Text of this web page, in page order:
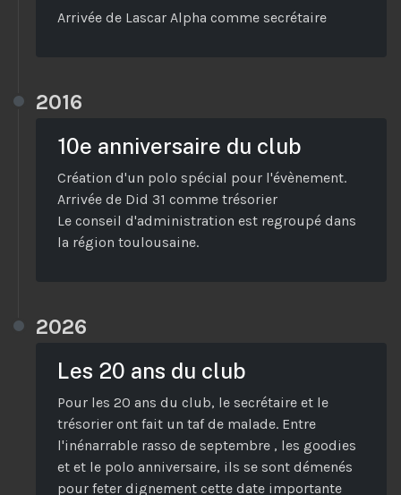
Arrivée de Lascar Alpha comme secrétaire
2016
10e anniversaire du club
Création d'un polo spécial pour l'évènement.
Arrivée de Did 31 comme trésorier
Le conseil d'administration est regroupé dans
la région toulousaine.
2026
Les 20 ans du club
Pour les 20 ans du club, le secrétaire et le
trésorier ont fait un taf de malade. Entre
l'inénarrable rasso de septembre , les goodies
et et le polo anniversaire, ils se sont démenés
pour feter dignement cette date importante